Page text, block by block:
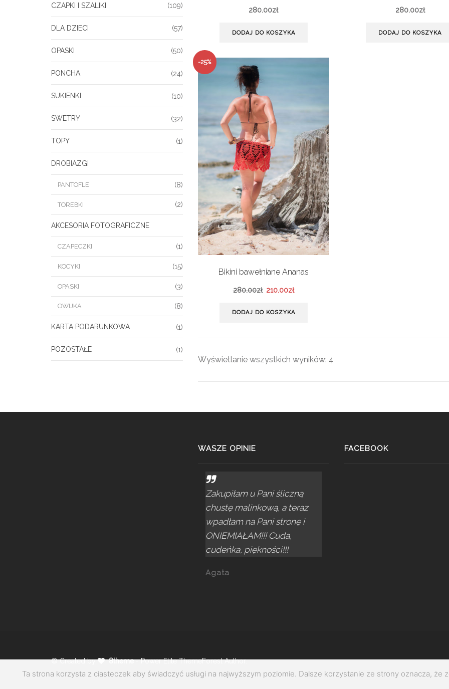
280.00zł
DODAJ DO KOSZYKA
280.00zł
DODAJ DO KOSZYKA
-25%
Bikini bawełniane Ananas
280.00zł 210.00zł
DODAJ DO KOSZYKA
Wyświetlanie wszystkich wyników: 4
CZAPKI I SZALIKI (109)
DLA DZIECI (57)
OPASKI (50)
PONCHA (24)
SUKIENKI (10)
SWETRY (32)
TOPY (1)
DROBIAZGI
PANTOFLE (8)
TOREBKI (2)
AKCESORIA FOTOGRAFICZNE
CZAPECZKI (1)
KOCYKI (15)
OPASKI (3)
OWIJKA (8)
KARTA PODARUNKOWA (1)
POZOSTAŁE (1)
WASZE OPINIE
Zakupiłam u Pani śliczną
chustę malinkową, a teraz
wpadłam na Pani stronę i
ONIEMIAŁAM!!! Cuda,
cudeńka, piękności!!!
Agata
FACEBOOK
© Created by 8theme- Power Elite ThemeForest Author.
Ta strona korzysta z ciasteczek aby świadczyć usługi na najwyższym poziomie. Dalsze korzystanie ze strony oznacza, że